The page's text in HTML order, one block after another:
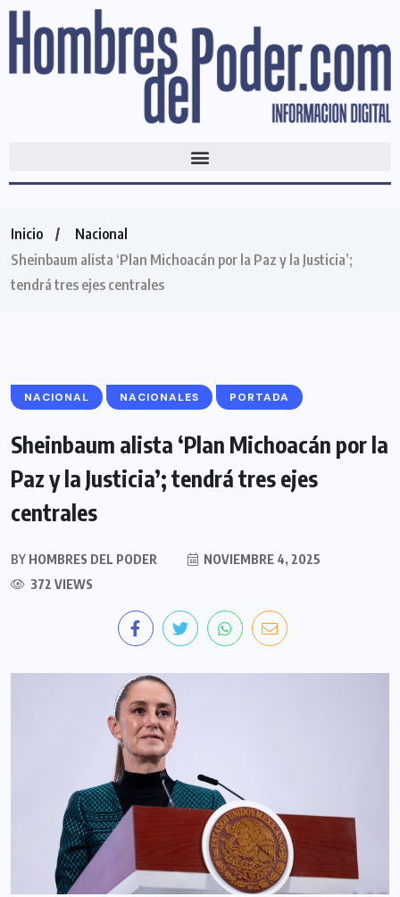
Inicio
Nacional
Sheinbaum alista ‘Plan Michoacán por la Paz y la Justicia’;
tendrá tres ejes centrales
NACIONAL NACIONALES PORTADA
Sheinbaum alista ‘Plan Michoacán por la
Paz y la Justicia’; tendrá tres ejes
centrales
BY HOMBRES DEL PODER
NOVIEMBRE 4, 2025
372 VIEWS